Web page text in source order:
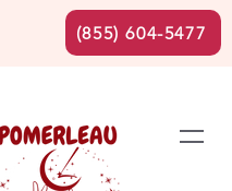
(855) 604-5477